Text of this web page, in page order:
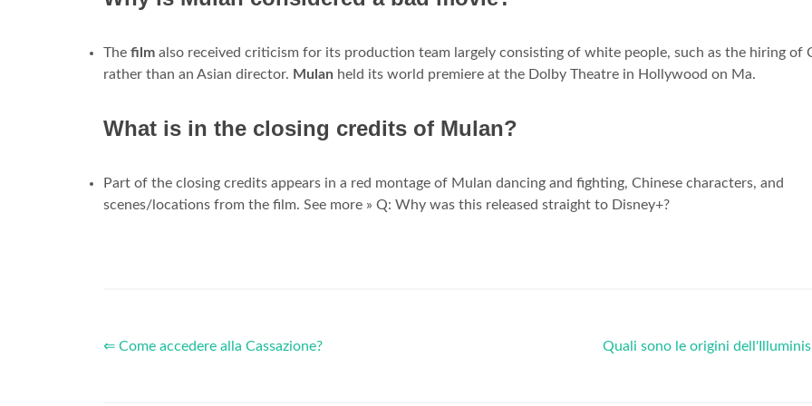
The film also received criticism for its production team largely consisting of white people, such as the hiring of
rather than an Asian director. Mulan held its world premiere at the Dolby Theatre in Hollywood on Ma.
What is in the closing credits of Mulan?
Part of the closing credits appears in a red montage of Mulan dancing and fighting, Chinese characters, and
scenes/locations from the film. See more » Q: Why was this released straight to Disney+?
⇐ Come accedere alla Cassazione? Quali sono le origini